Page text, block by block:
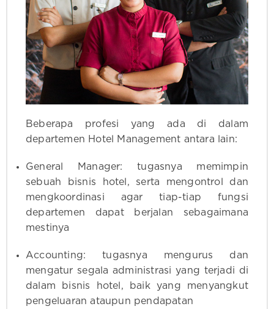
Beberapa profesi yang ada di dalam
departemen Hotel Management antara lain:
General Manager: tugasnya memimpin
sebuah bisnis hotel, serta mengontrol dan
mengkoordinasi agar tiap-tiap fungsi
departemen dapat berjalan sebagaimana
mestinya
Accounting: tugasnya mengurus dan
mengatur segala administrasi yang terjadi di
dalam bisnis hotel, baik yang menyangkut
pengeluaran ataupun pendapatan